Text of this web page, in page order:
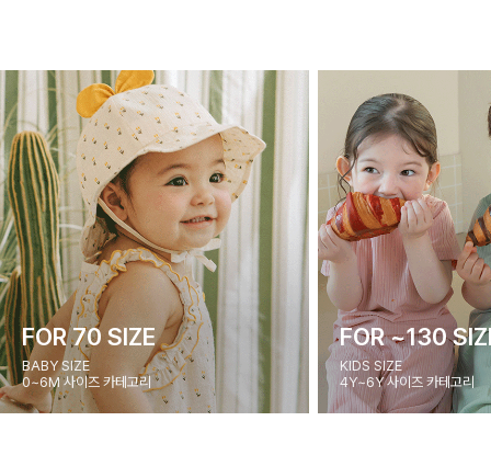
FOR 70 SIZE
BABY SIZE
0~6M 사이즈 카테고리
FOR ~130
KIDS SIZE
4Y~6Y 사이즈 카테고리